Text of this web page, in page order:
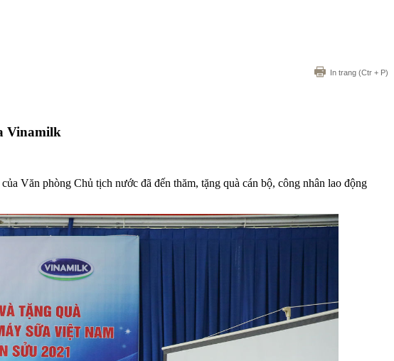
In trang (Ctr + P)
Vinamilk
Văn phòng Chủ tịch nước đã đến thăm, tặng quà cán bộ, công nhân lao động